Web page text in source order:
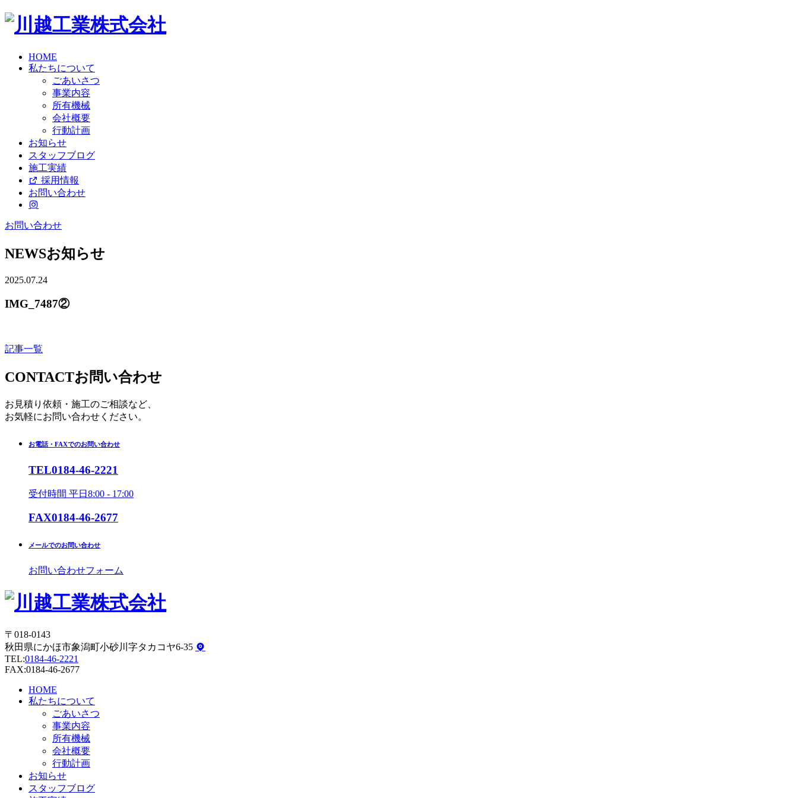
HOME
私たちについて
ごあいさつ
事業内容
所有機械
会社概要
行動計画
お知らせ
スタッフブログ
施工実績
採用情報
お問い合わせ
お問い合わせ
NEWSお知らせ
2025.07.24
IMG_7487②
記事一覧
CONTACTお問い合わせ
お見積り依頼・施工のご相談など、
お気軽にお問い合わせください。
お電話・FAXでのお問い合わせ
TEL0184-46-2221
受付時間 平日8:00 - 17:00
FAX0184-46-2677
メールでのお問い合わせ
お問い合わせフォーム
〒018-0143
秋田県にかほ市象潟町小砂川字タカコヤ6-35
TEL:0184-46-2221
FAX:0184-46-2677
HOME
私たちについて
ごあいさつ
事業内容
所有機械
会社概要
行動計画
お知らせ
スタッフブログ